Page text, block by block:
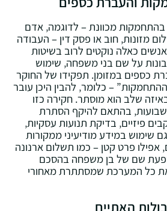
מכוונת – לדוגמה‚ אדם
מזונות‚ חוב או פסק דין – העבודה
כאלה נוקטים לרוב בשיטות
על שם בני משפחה‚ שימוש
כספים במזומן. תפקידו של החוקר
– כלומר‚ להבין היכן עובר
שלב הוא מוסתר. חקירה כזו
שבועות‚ בהתאם להיקף הסתרת
פיזיים‚ בדיקת תנועות עסקיות‚
גם שימוש במידע מודיעיני ממקורות
אפילו פרט קטן – כמו תשלום ארנונה
שם של בן משפחה בהסכם
את כל המערכת שמסתתרת מאחורי
האתיים